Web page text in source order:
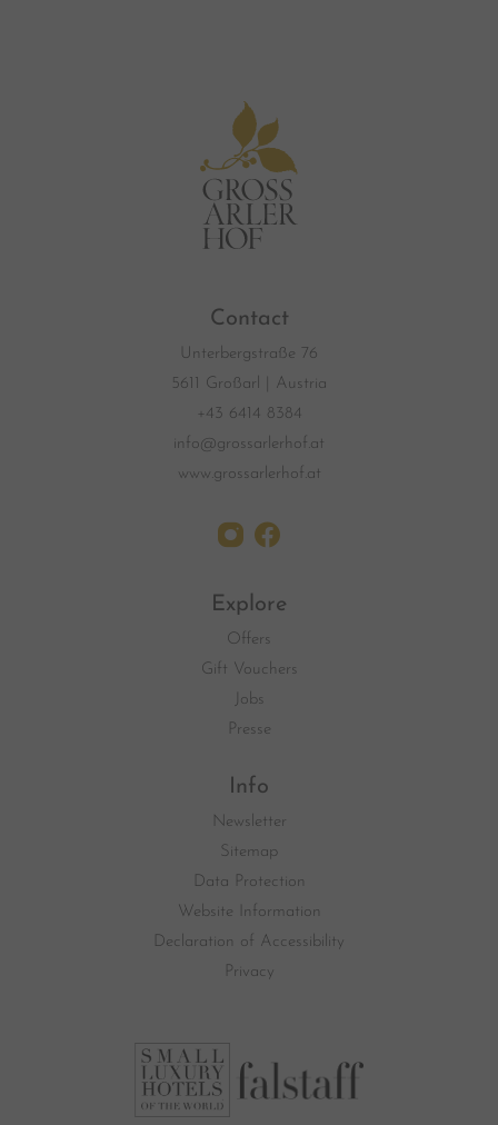
Contact
Unterbergstraße 76
5611 Großarl | Austria
+43 6414 8384
info@grossarlerhof.at
www.grossarlerhof.at
Explore
Offers
Gift Vouchers
Jobs
Presse
Info
Newsletter
Sitemap
Data Protection
Website Information
Declaration of Accessibility
Privacy